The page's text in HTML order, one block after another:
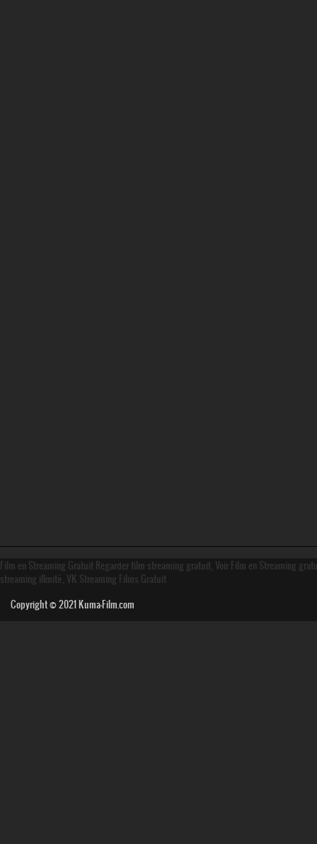
Film en Streaming Gratuit Regarder film streaming gratuit, Voir Film en Streaming
streaming illmité, VK Streaming Films Gratuit
Copyright © 2021Kuma-Film.com